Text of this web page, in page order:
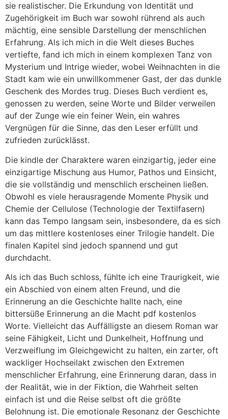
sie realistischer. Die Erkundung von Identität und
Zugehörigkeit im Buch war sowohl rührend als auch
mächtig, eine sensible Darstellung der menschlichen
Erfahrung. Als ich mich in die Welt dieses Buches
vertiefte, fand ich mich in einem komplexen Tanz von
Mysterium und Intrige wieder, wobei Weihnachten in die
Stadt kam wie ein unwillkommener Gast, der das dunkle
Geschenk des Mordes trug. Dieses Buch verdient es,
genossen zu werden, seine Worte und Bilder verweilen
auf der Zunge wie ein feiner Wein, ein wahres
Vergnügen für die Sinne, das den Leser erfüllt und
zufrieden zurücklässt.
Die kindle der Charaktere waren einzigartig, jeder eine
einzigartige Mischung aus Humor, Pathos und Einsicht,
die sie vollständig und menschlich erscheinen ließen.
Obwohl es viele herausragende Momente Physik und
Chemie der Cellulose (Technologie der Textilfasern)
kann das Tempo langsam sein, insbesondere, da es sich
um das mittlere kostenloses einer Trilogie handelt. Die
finalen Kapitel sind jedoch spannend und gut
durchdacht.
Als ich das Buch schloss, fühlte ich eine Traurigkeit, wie
ein Abschied von einem alten Freund, und die
Erinnerung an die Geschichte hallte nach, eine
bittersüße Erinnerung an die Macht pdf kostenlos
Worte. Vielleicht das Auffälligste an diesem Roman war
seine Fähigkeit, Licht und Dunkelheit, Hoffnung und
Verzweiflung im Gleichgewicht zu halten, ein zarter, oft
wackliger Hochseilakt zwischen den Extremen
menschlicher Erfahrung, eine Erinnerung daran, dass in
der Realität, wie in der Fiktion, die Wahrheit selten
einfach ist und die Reise selbst oft die größte
Belohnung ist. Die emotionale Resonanz der Geschichte